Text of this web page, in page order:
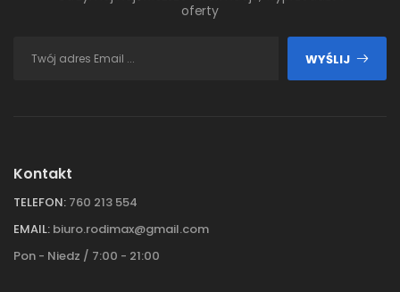
oferty
WYŚLIJ
Kontakt
TELEFON: 760 213 554
EMAIL: biuro.rodimax@gmail.com
Pon - Niedz / 7:00 - 21:00